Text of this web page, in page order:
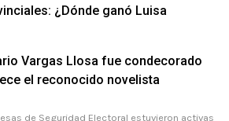
¿Dónde ganó Luisa
Vargas Llosa fue condecorado
el reconocido novelista
de Seguridad Electoral estuvieron activas